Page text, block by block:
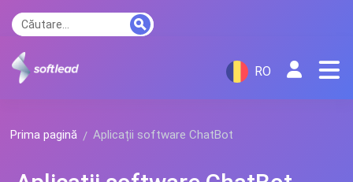
RO
Prima pagină Aplicații software ChatBot